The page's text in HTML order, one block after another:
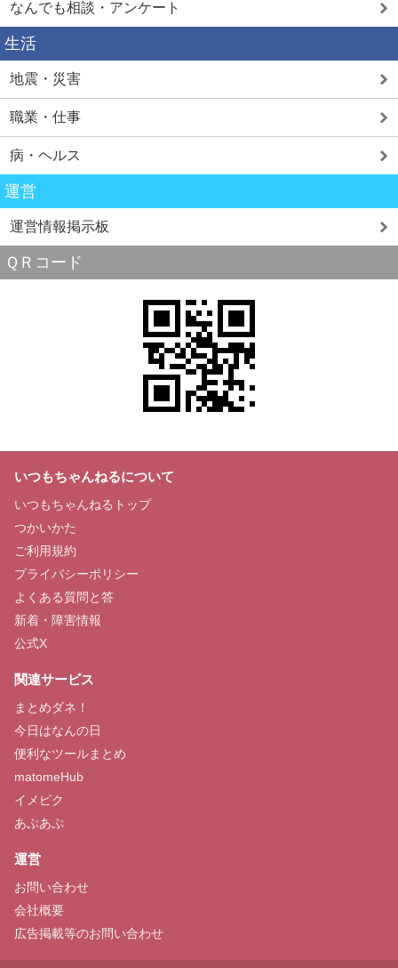
なんでも相談・アンケート
生活
地震・災害
職業・仕事
病・ヘルス
運営
運営情報掲示板
ＱＲコード
いつもちゃんねるについて
いつもちゃんねるトップ
つかいかた
ご利用規約
プライバシーポリシー
よくある質問と答
新着・障害情報
公式X
関連サービス
まとめダネ！
今日はなんの日
便利なツールまとめ
matomeHub
イメピク
あぷあぷ
運営
お問い合わせ
会社概要
広告掲載等のお問い合わせ